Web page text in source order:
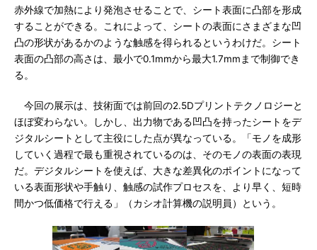
赤外線で加熱により発泡させることで、シート表面に凸部を形成
することができる。これによって、シートの表面にさまざまな凹
凸の形状があるかのような触感を得られるというわけだ。シート
表面の凸部の高さは、最小で0.1mmから最大1.7mmまで制御でき
る。
今回の展示は、技術面では前回の2.5Dプリントテクノロジーと
ほぼ変わらない。しかし、出力物である凹凸を持ったシートをデ
ジタルシートとして主役にした点が異なっている。「モノを成形
していく過程で最も重視されているのは、そのモノの表面の表現
だ。デジタルシートを使えば、大きな差異化のポイントになって
いる表面形状や手触り、触感の試作プロセスを、より早く、短時
間かつ低価格で行える」（カシオ計算機の説明員）という。